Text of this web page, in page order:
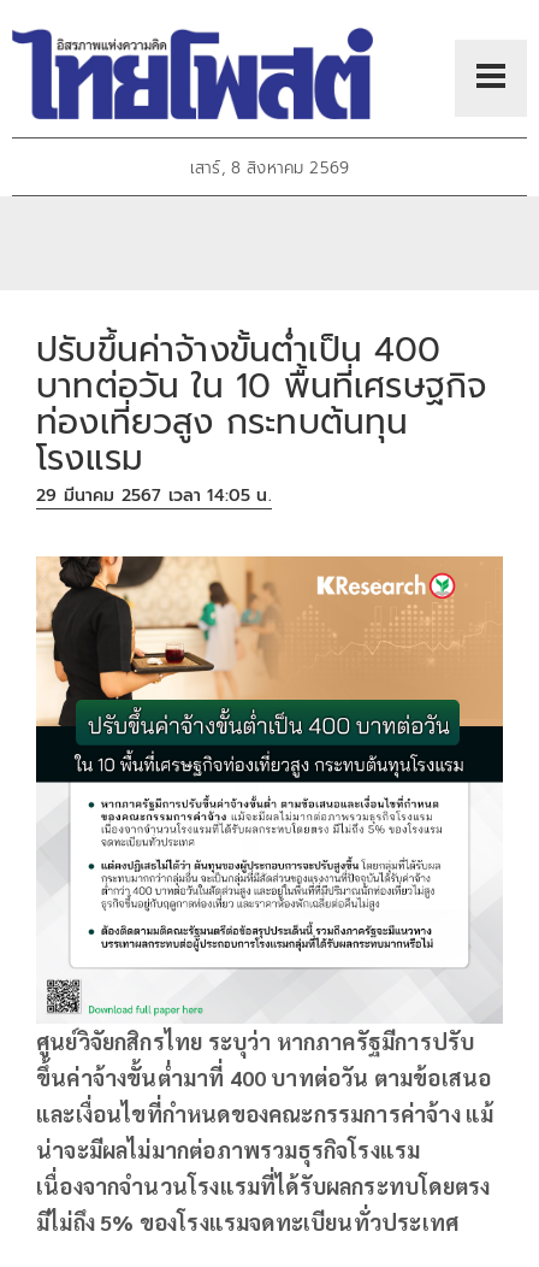
เสาร์, 8 สิงหาคม 2569
ปรับขึ้นค่าจ้างขั้นต่ำเป็น 400
บาทต่อวัน ใน 10 พื้นที่เศรษฐกิจ
ท่องเที่ยวสูง กระทบต้นทุน
โรงแรม
29 มีนาคม 2567 เวลา 14:05 น.
ศูนย์วิจัยกสิกรไทย ระบุว่า หากภาครัฐมีการปรับ
ขึ้นค่าจ้างขั้นต่ำมาที่ 400 บาทต่อวัน ตามข้อเสนอ
และเงื่อนไขที่กำหนดของคณะกรรมการค่าจ้าง แม้
น่าจะมีผลไม่มากต่อภาพรวมธุรกิจโรงแรม
เนื่องจากจำนวนโรงแรมที่ได้รับผลกระทบโดยตรง
มีไม่ถึง 5% ของโรงแรมจดทะเบียนทั่วประเทศ